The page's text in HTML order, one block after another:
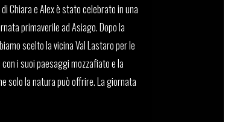
Chiara e Alex è stato celebrato in una
primaverile ad Asiago. Dopo la
scelto la vicina Val Lastaro per le
i suoi paesaggi mozzafiato e la
solo la natura può offrire. La giornata